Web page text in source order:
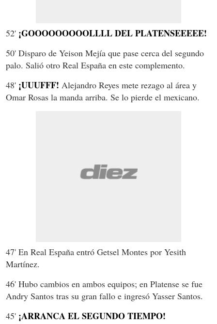
52' ¡GOOOOOOOOOLLLL DEL PLATENSEEEEE!
50' Disparo de Yeison Mejía que pase cerca del segundo
palo. Salió otro Real España en este complemento.
48' ¡UUUFFF! Alejandro Reyes mete rezago al área y
Omar Rosas la manda arriba. Se lo pierde el mexicano.
47' En Real España entró Getsel Montes por Yesith
Martínez.
46' Hubo cambios en ambos equipos; en Platense se fue
Andry Santos tras su gran fallo e ingresó Yasser Santos.
45' ¡ARRANCA EL SEGUNDO TIEMPO!